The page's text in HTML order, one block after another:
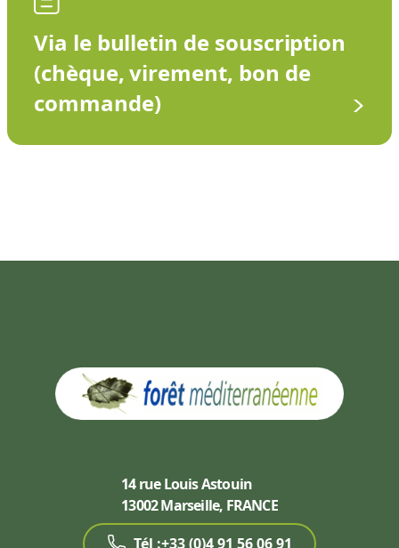
Via le bulletin de souscription
(chèque, virement, bon de
commande)
14 rue Louis Astouin
13002 Marseille, FRANCE
Tél :+33 (0)4 91 56 06 91